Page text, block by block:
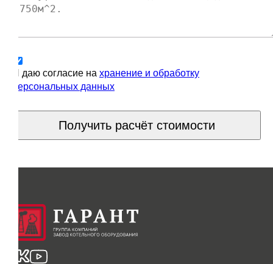
Я даю согласие на хранение и обработку
персональных данных
Получить расчёт стоимости